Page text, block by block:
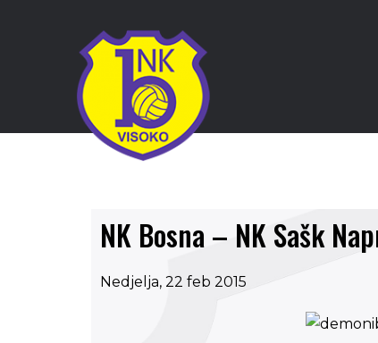
NK Bosna – NK Sašk
Nedjelja, 22 feb 2015